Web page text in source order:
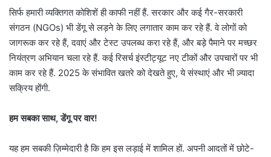
सिर्फ हमारी व्यक्तिगत कोशिशें ही काफी नहीं हैं. सरकार और कई गैर-सरकारी
संगठन (NGOs) भी डेंगू से लड़ने के लिए लगातार काम कर रहे हैं. वे लोगों को
जागरूक कर रहे हैं, दवाएं और टेस्ट उपलब्ध करा रहे हैं, और बड़े पैमाने पर मच्छर
नियंत्रण अभियान चला रहे हैं. कई रिसर्च इंस्टीट्यूट नए टीकों और उपचारों पर भी
काम कर रहे हैं. 2025 के संभावित खतरे को देखते हुए, ये संस्थाएं और भी ज़्यादा
सक्रिय होंगी.
हम सबका साथ, डेंगू पर वार!
यह हम सबकी ज़िम्मेदारी है कि हम इस लड़ाई में शामिल हों. अपनी आदतों में छोटे-